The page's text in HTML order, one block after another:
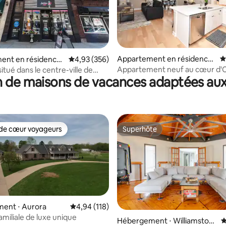
base de 233 commentaires : 4,85 sur 5
en résidence
Évaluation moyenne sur la base de 356
4,93 (356)
dans le centre-ville de
Appartement en résidence
⋅ Cincinnati
Appartement neuf au cœur
parking inclus !
de maisons de vacances adaptées
cœur voyageurs les plus appréciés
cœur voyageurs
⋅ Aurora Évaluation moyenne sur la base de 118
4,94 (118)
de luxe unique
Superhôte
Superhôte
Hébergement ⋅ Williamstow